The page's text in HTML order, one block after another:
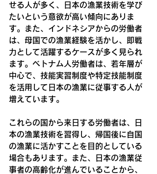
せる人が多く、日本の漁業技術を学び
たいという意欲が高い傾向にありま
す。また、インドネシアからの労働者
は、母国での漁業経験を活かし、即戦
力として活躍するケースが多く見られ
ます。ベトナム人労働者は、若年層が
中心で、技能実習制度や特定技能制度
を活用して日本の漁業に従事する人が
増えています。
これらの国から来日する労働者は、日
本の漁業技術を習得し、帰国後に自国
の漁業に活かすことを目的としている
場合もあります。また、日本の漁業従
事者の高齢化が進んでいることから、